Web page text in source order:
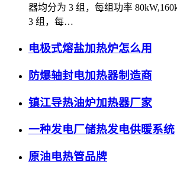
器均分为 3 组，每组功率
3 组，每…
电极式熔盐加热炉怎么用
防爆轴封电加热器制造商
镇江导热油炉加热器厂家
一种发电厂储热发电供暖系统
原油电热管品牌